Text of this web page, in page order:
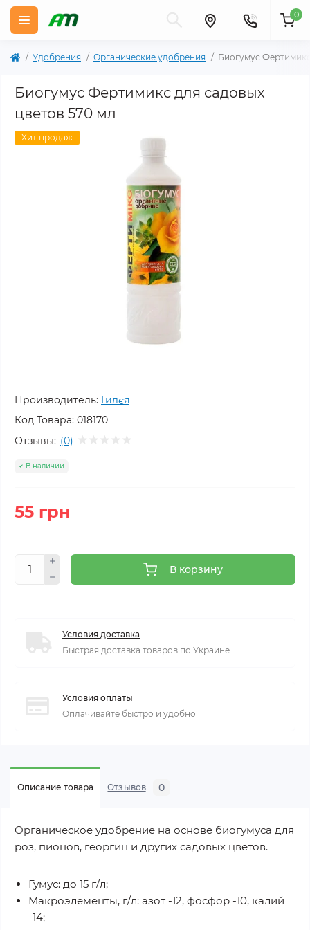
0
Удобрения Органические удобрения Биогумус
Биогумус Фертимикс для садовых
цветов 570 мл
Хит продаж
Производитель: Гилєя
Код Товара: 018170
Отзывы: (0)
В наличии
55 грн
В корзину
Условия доставка
Быстрая доставка товаров по Украине
Условия оплаты
Оплачивайте быстро и удобно
Описание товара Отзывов 0
Органическое удобрение на основе биогумуса для
роз, пионов, георгин и других садовых цветов.
Гумус: до 15 г/л;
Макроэлементы, г/л: азот -12, фосфор -10, калий
-14;